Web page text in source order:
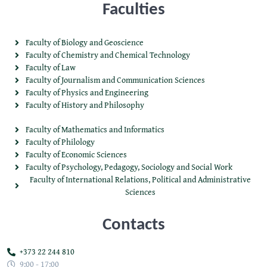
Faculties
Faculty of Biology and Geoscience
Faculty of Chemistry and Chemical Technology
Faculty of Law
Faculty of Journalism and Communication Sciences
Faculty of Physics and Engineering
Faculty of History and Philosophy
Faculty of Mathematics and Informatics
Faculty of Philology
Faculty of Economic Sciences
Faculty of Psychology, Pedagogy, Sociology and Social Work
Faculty of International Relations, Political and Administrative
Sciences
Contacts
+373 22 244 810
9:00 - 17:00